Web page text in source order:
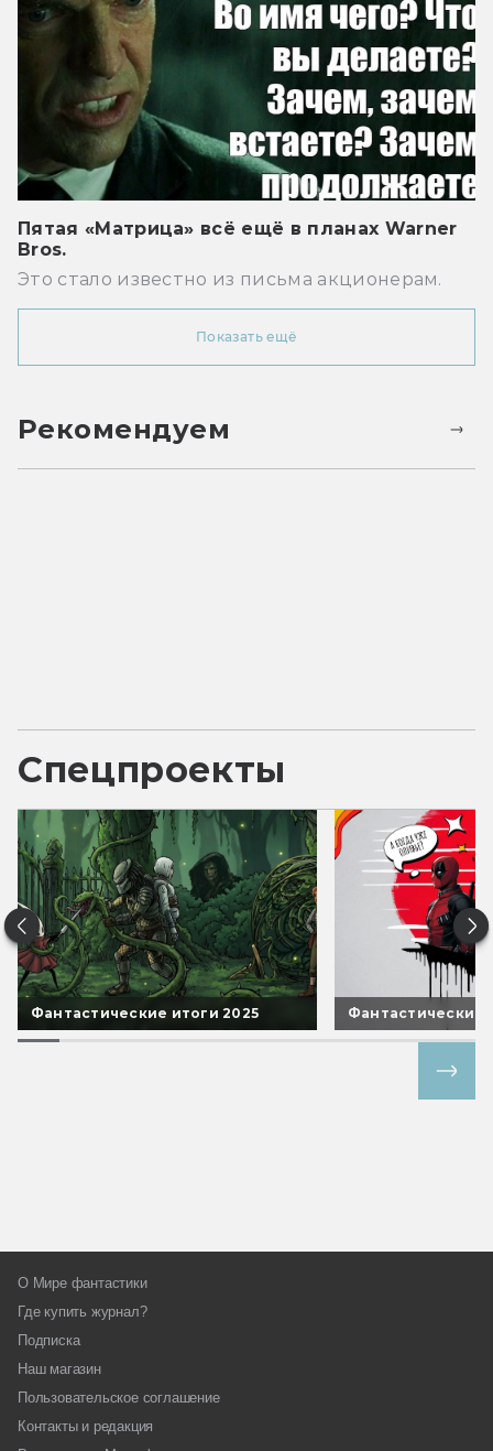
Пятая «Матрица» всё ещё в планах Warner
Bros.
Это стало известно из письма акционерам.
Показать ещё
Рекомендуем
Спецпроекты
Фантастические итоги 2025 Фантастические
О Мире фантастики
Где купить журнал?
Подписка
Наш магазин
Пользовательское соглашение
Контакты и редакция